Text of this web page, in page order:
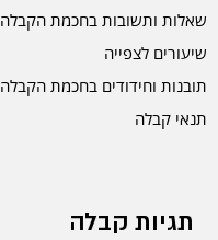
שאלות ותשובות בחכמת הקבלה
שיעורים לצפייה
תובנות וחידודים בחכמת הקבלה
תנאי קבלה
תגיות קבלה